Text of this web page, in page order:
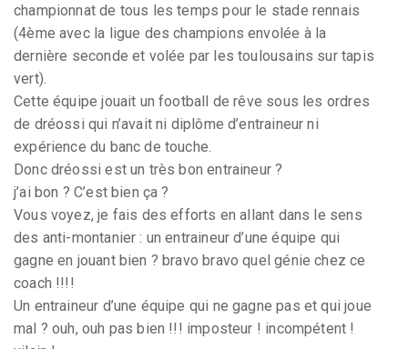
championnat de tous les temps pour le stade rennais
(4ème avec la ligue des champions envolée à la
dernière seconde et volée par les toulousains sur tapis
vert).
Cette équipe jouait un football de rêve sous les ordres
de dréossi qui n’avait ni diplôme d’entraineur ni
expérience du banc de touche.
Donc dréossi est un très bon entraineur ?
j’ai bon ? C’est bien ça ?
Vous voyez, je fais des efforts en allant dans le sens
des anti-montanier : un entraineur d’une équipe qui
gagne en jouant bien ? bravo bravo quel génie chez ce
coach !!!!
Un entraineur d’une équipe qui ne gagne pas et qui joue
mal ? ouh, ouh pas bien !!! imposteur ! incompétent !